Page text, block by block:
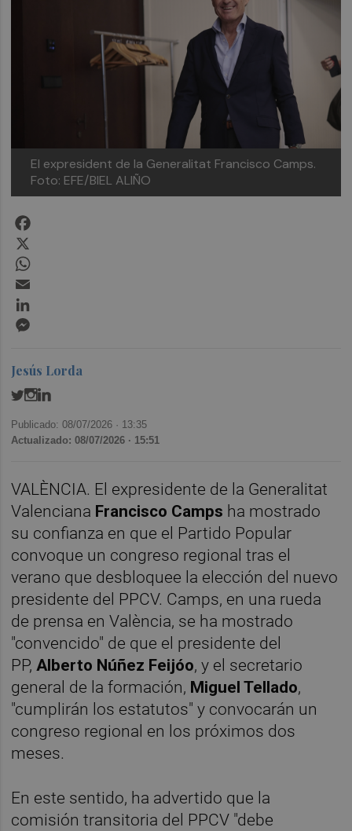
El expresident de la Generalitat Francisco Camps.
Foto: EFE/BIEL ALIÑO
Jesús Lorda
Publicado: 08/07/2026 · 13:35
Actualizado: 08/07/2026 · 15:51
VALÈNCIA. El expresidente de la Generalitat
Valenciana Francisco Camps ha mostrado
su confianza en que el Partido Popular
convoque un congreso regional tras el
verano que desbloquee la elección del nuevo
presidente del PPCV. Camps, en una rueda
de prensa en València, se ha mostrado
"convencido" de que el presidente del
PP, Alberto Núñez Feijóo, y el secretario
general de la formación, Miguel Tellado,
"cumplirán los estatutos" y convocarán un
congreso regional en los próximos dos
meses.
En este sentido, ha advertido que la
comisión transitoria del PPCV "debe